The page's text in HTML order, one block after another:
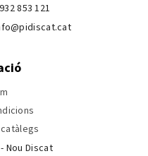
932 853 121
Nou Discat